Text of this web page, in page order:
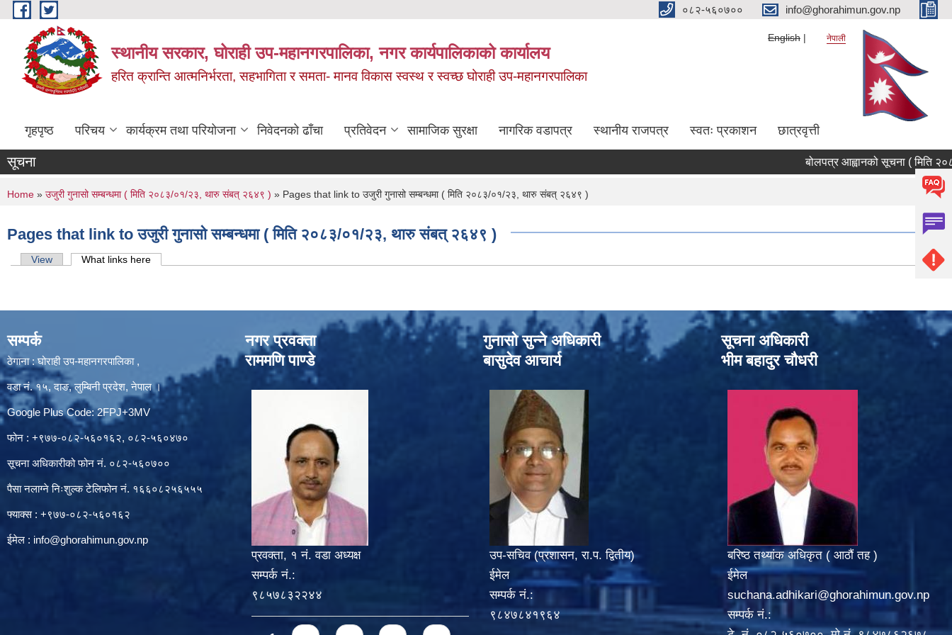
Skip to main content ०८२-५६०७०० info@ghorahimun.gov.np
स्थानीय सरकार, घोराही उप-महानगरपालिका, नगर कार्यपालिकाको कार्यालय
हरित क्रान्ति आत्मनिर्भरता, सहभागिता र समता- मानव विकास स्वस्थ र स्वच्छ घोराही उप-महानगरपालिका
English नेपाली
गृहपृष्ठ परिचय कार्यक्रम तथा परियोजना निवेदनको ढाँचा प्रतिवेदन सामाजिक सुरक्षा नागरिक वडापत्र स्थानीय राजपत्र स्वतः प्रकाशन छात्रवृत्ती
सूचना बोलपत्र आह्वानको सूचना ( मिति
You are here
Home » उजुरी गुनासो सम्बन्धमा ( मिति २०८३/०१/२३, थारु संबत् २६४९ ) » Pages that link to उजुरी गुनासो सम्बन्धमा ( मिति २०८३/०१/२३, थारु संबत् २६४९ )
Pages that link to उजुरी गुनासो सम्बन्धमा ( मिति २०८३/०१/२३, थारु संबत् २६४९ )
Primary tabs
View What links here
सम्पर्क
ठेगाना : घोराही उप-महानगरपालिका ,
वडा नं. १५, दाङ, लुम्बिनी प्रदेश, नेपाल ।
Google Plus Code: 2FPJ+3MV
फोन : +९७७-०८२-५६०१६२, ०८२-५६०४७०
सूचना अधिकारीको फोन नं. ०८२-५६०७००
पैसा नलाग्ने निःशुल्क टेलिफोन नं. १६६०८२५६५५५
फ्याक्स : +९७७-०८२-५६०१६२
ईमेल : info@ghorahimun.gov.np
नगर प्रवक्ता
राममणि पाण्डे
प्रवक्ता, १ नं. वडा अध्यक्ष
सम्पर्क नं.:
९८५७८३२२४४
गुनासो सुन्‍ने अधिकारी
बासुदेव आचार्य
उप-सचिव (प्रशासन, रा.प. द्वितीय)
ईमेल
सम्पर्क नं.:
९८४७८४१९६४
सूचना अधिकारी
भीम बहादुर चौधरी
बरिष्ठ तथ्यांक अधिकृत ( आठौं तह )
ईमेल
suchana.adhikari@ghorahimun.gov.np
सम्पर्क नं.: